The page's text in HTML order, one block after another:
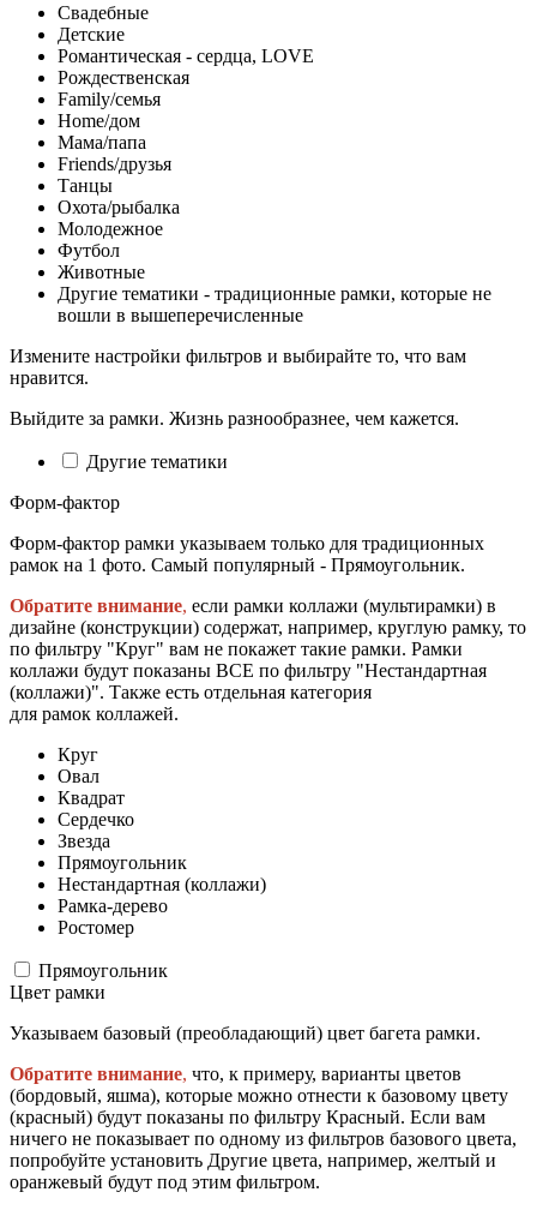
Свадебные
Детские
Романтическая - сердца, LOVE
Рождественская
Family/семья
Home/дом
Мама/папа
Friends/друзья
Танцы
Охота/рыбалка
Молодежное
Футбол
Животные
Другие тематики - традиционные рамки, которые не
вошли в вышеперечисленные
Измените настройки фильтров и выбирайте то, что вам
нравится.
Выйдите за рамки. Жизнь разнообразнее, чем кажется.
Другие тематики
Форм-фактор
Форм-фактор рамки указываем только для традиционных
рамок на 1 фото. Самый популярный - Прямоугольник.
Обратите внимание, если рамки коллажи (мультирамки) в
дизайне (конструкции) содержат, например, круглую рамку, то
по фильтру "Круг" вам не покажет такие рамки. Рамки
коллажи будут показаны ВСЕ по фильтру "Нестандартная
(коллажи)". Также есть отдельная категория
для рамок коллажей.
Круг
Овал
Квадрат
Сердечко
Звезда
Прямоугольник
Нестандартная (коллажи)
Рамка-дерево
Ростомер
Прямоугольник
Цвет рамки
Указываем базовый (преобладающий) цвет багета рамки.
Обратите внимание, что, к примеру, варианты цветов
(бордовый, яшма), которые можно отнести к базовому цвету
(красный) будут показаны по фильтру Красный. Если вам
ничего не показывает по одному из фильтров базового цвета,
попробуйте установить Другие цвета, например, желтый и
оранжевый будут под этим фильтром.